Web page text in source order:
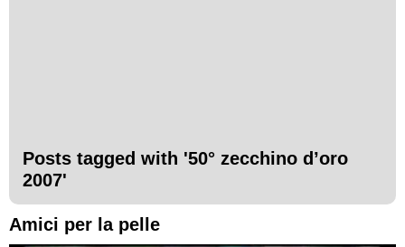
Posts tagged with '50° zecchino d’oro
2007'
Amici per la pelle